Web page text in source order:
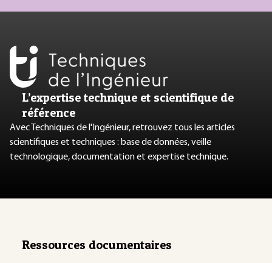
L’expertise technique et scientifique de
référence
Avec Techniques de l'Ingénieur, retrouvez tous les articles
scientifiques et techniques : base de données, veille
technologique, documentation et expertise technique.
Ressources documentaires